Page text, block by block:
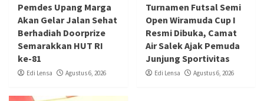
Pemdes Upang Marga
Akan Gelar Jalan Sehat
Berhadiah Doorprize
Semarakkan HUT RI
ke-81
Edi Lensa Agustus 6, 2026
Turnamen Futsal Semi
Open Wiramuda Cup I
Resmi Dibuka, Camat
Air Salek Ajak Pemuda
Junjung Sportivitas
Edi Lensa Agustus 6, 2026